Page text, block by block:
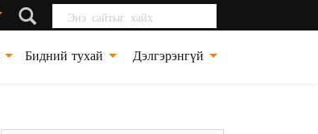
Энэ сайтыг хайх
Бидний тухай Дэлгэрэнгүй